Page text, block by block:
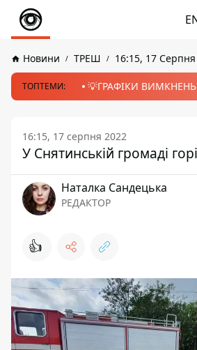
Новини ТРЕШ 16:15, 17
ТОПТЕМИ: 💡ГРАФІКИ
16:15, 17 серпня 2022
У Снятинській громаді
Наталка Сандецька
РЕДАКТОР
👍